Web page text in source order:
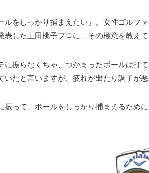
ルをしっかり捕まえたい」。女性ゴル
表した上田桃子プロに、その極意を教え
に振らなくちゃ、つかまったボールは打
いたと言いますが、疲れが出たり調子が
振って、ボールをしっかり捕まえるため